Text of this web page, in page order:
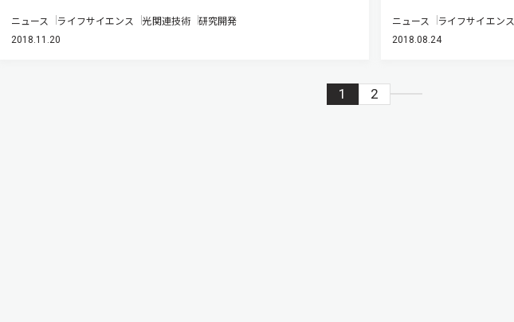
ニュース ライフサイエンス 光関連技術 研究開発
2018.11.20
ニュース ライフサイエンス
2018.08.24
1 2